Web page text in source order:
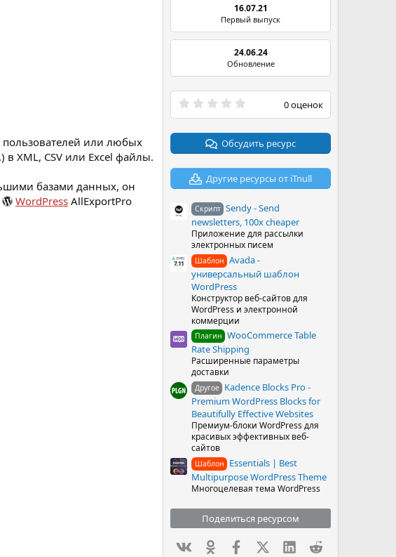
пользователей или любых
в XML, CSV или Excel файлы.
базами данных, он
WordPress AllExportPro
16.07.21
Первый выпуск
24.06.24
Обновление
0
0
з
в
з
д
0 оценок
Обсудить ресурс
Другие ресурсы от iTnull
Скрипт Sendy - Send
newsletters, 100x cheaper
Приложение для рассылки
электронных писем
Шаблон Avada -
универсальный шаблон
WordPress
Конструктор веб-сайтов для
WordPress и электронной
коммерции
Плагин WooCommerce Table
Rate Shipping
Расширенные параметры
доставки
Другое Kadence Blocks Pro -
Premium WordPress Blocks for
Beautifully Effective Websites
Премиум-блоки WordPress для
красивых эффективных веб-
сайтов
Шаблон
Essentials | Best
Multipurpose WordPress Theme
Многоцелевая тема WordPress
Поделиться ресурсом
ВконтактеОдноклассники
FacebookX (Twitter)
LinkedIn